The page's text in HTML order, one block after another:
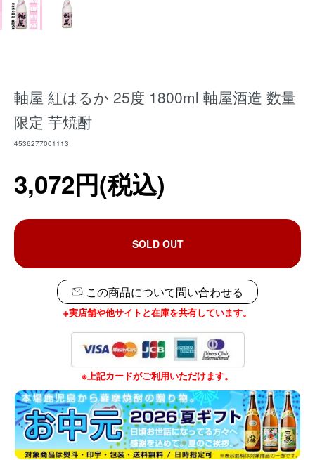
軸屋 紅はるか 25度 1800ml 軸屋酒造 数量
限定 芋焼酎
4536277001113
3,072円(税込)
SOLD OUT
この商品について問い合わせる
※実店舗や他サイトと在庫を共有しています。
※上記カードがご利用いただけます。